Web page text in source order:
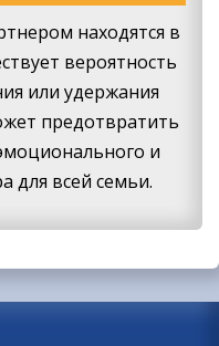
находятся в
вероятность
или удержания
предотвратить
и
для всей семьи.